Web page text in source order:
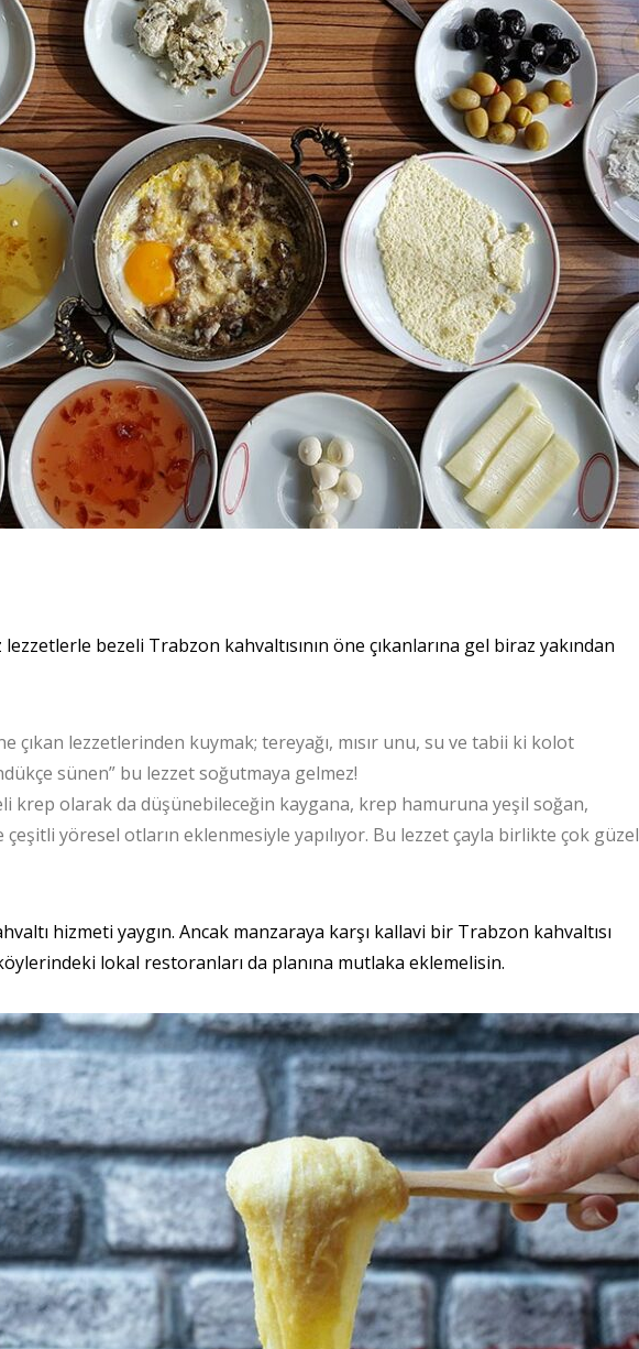
bezeli Trabzon kahvaltısının öne çıkanlarına gel biraz yakından
çıkan lezzetlerinden kuymak; tereyağı, mısır unu, su ve tabii ki kolot
sünen” bu lezzet soğutmaya gelmez!
krep olarak da düşünebileceğin kaygana, krep hamuruna yeşil soğan,
yöresel otların eklenmesiyle yapılıyor. Bu lezzet çayla birlikte çok güzel
hizmeti yaygın. Ancak manzaraya karşı kallavi bir Trabzon kahvaltısı
lokal restoranları da planına mutlaka eklemelisin.